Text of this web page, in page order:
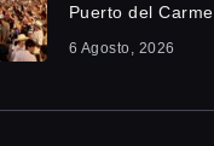
Puerto del
6 Agosto, 2026